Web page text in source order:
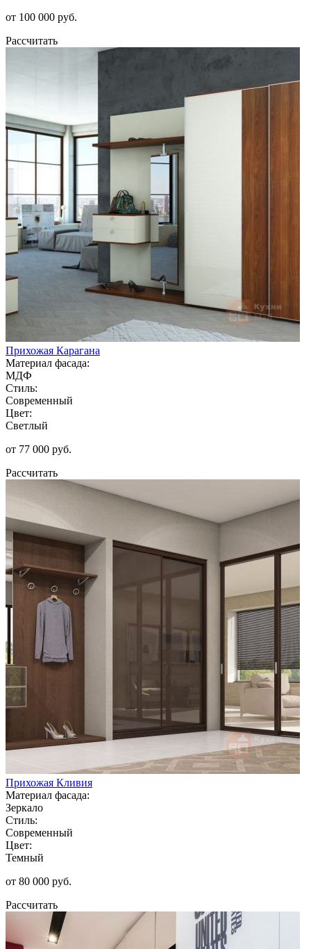
от 100 000 руб.
Рассчитать
Прихожая Карагана
Материал фасада:
МДФ
Стиль:
Современный
Цвет:
Светлый
от 77 000 руб.
Рассчитать
Прихожая Кливия
Материал фасада:
Зеркало
Стиль:
Современный
Цвет:
Темный
от 80 000 руб.
Рассчитать